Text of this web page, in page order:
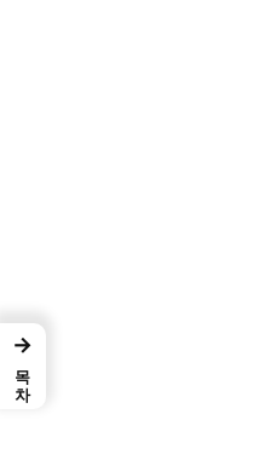
→
목차